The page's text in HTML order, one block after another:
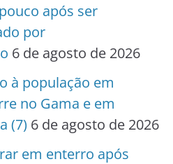
após ser
por
6 de agosto de 2026
à população em
no Gama e em
(7) 6 de agosto de 2026
em enterro após